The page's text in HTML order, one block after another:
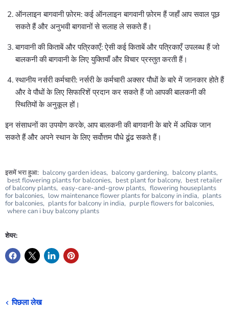
ऑनलाइन बागवानी फ़ोरम: कई ऑनलाइन बागवानी फ़ोरम हैं जहाँ आप सवाल पूछ
सकते हैं और अनुभवी बागवानों से सलाह ले सकते हैं।
बागवानी की किताबें और पत्रिकाएँ: ऐसी कई किताबें और पत्रिकाएँ उपलब्ध हैं जो
बालकनी की बागवानी के लिए युक्तियाँ और विचार प्रस्तुत करती हैं।
स्थानीय नर्सरी कर्मचारी: नर्सरी के कर्मचारी अक्सर पौधों के बारे में जानकार होते हैं
और वे पौधों के लिए सिफारिशें प्रदान कर सकते हैं जो आपकी बालकनी की
स्थितियों के अनुकूल हों।
इन संसाधनों का उपयोग करके, आप बालकनी की बागवानी के बारे में अधिक जान
सकते हैं और अपने स्थान के लिए सर्वोत्तम पौधे ढूंढ सकते हैं।
इसमें भरा हुआ: balcony garden ideas, balcony gardening, balcony plants,
best flowering plants for balconies, best plant for balcony, best retailer
of balcony plants, easy-care-and-grow plants, flowering houseplants
for balconies, low maintenance flower plants for balcony in india, plants
for balconies, plants for balcony in india, purple flowers for balconies,
where can i buy balcony plants
शेयर:
पिछला लेख